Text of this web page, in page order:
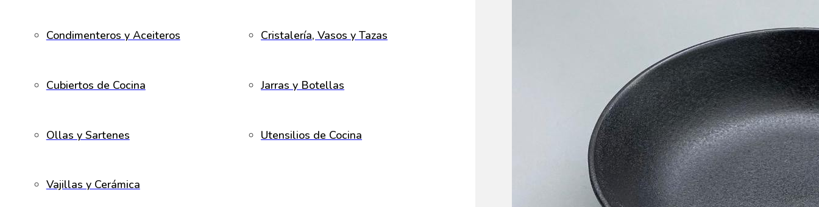
Condimenteros y Aceiteros Cristalería, Vasos y Tazas
Cubiertos de Cocina Jarras y Botellas
Ollas y Sartenes Utensilios de Cocina
Vajillas y Cerámica